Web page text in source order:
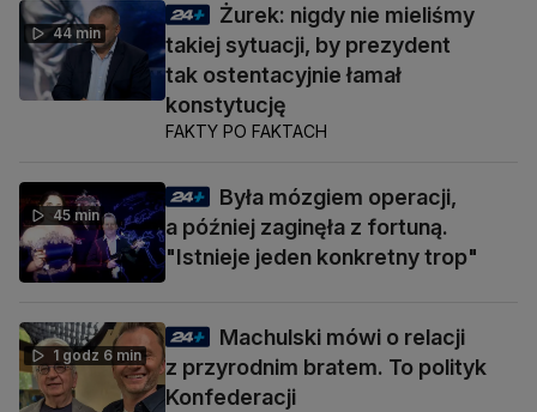
44 min
Żurek: nigdy nie mieliśmy
takiej sytuacji, by prezydent
tak ostentacyjnie łamał
konstytucję
FAKTY PO FAKTACH
45 min
Była mózgiem operacji,
a później zaginęła z fortuną.
"Istnieje jeden konkretny trop"
1 godz 6 min
Machulski mówi o relacji
z przyrodnim bratem. To polityk
Konfederacji